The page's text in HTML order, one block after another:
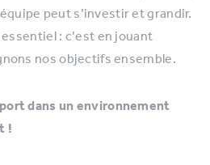
peut s’investir et grandir.
: c’est en jouant
nos objectifs ensemble.
dans un environnement
!